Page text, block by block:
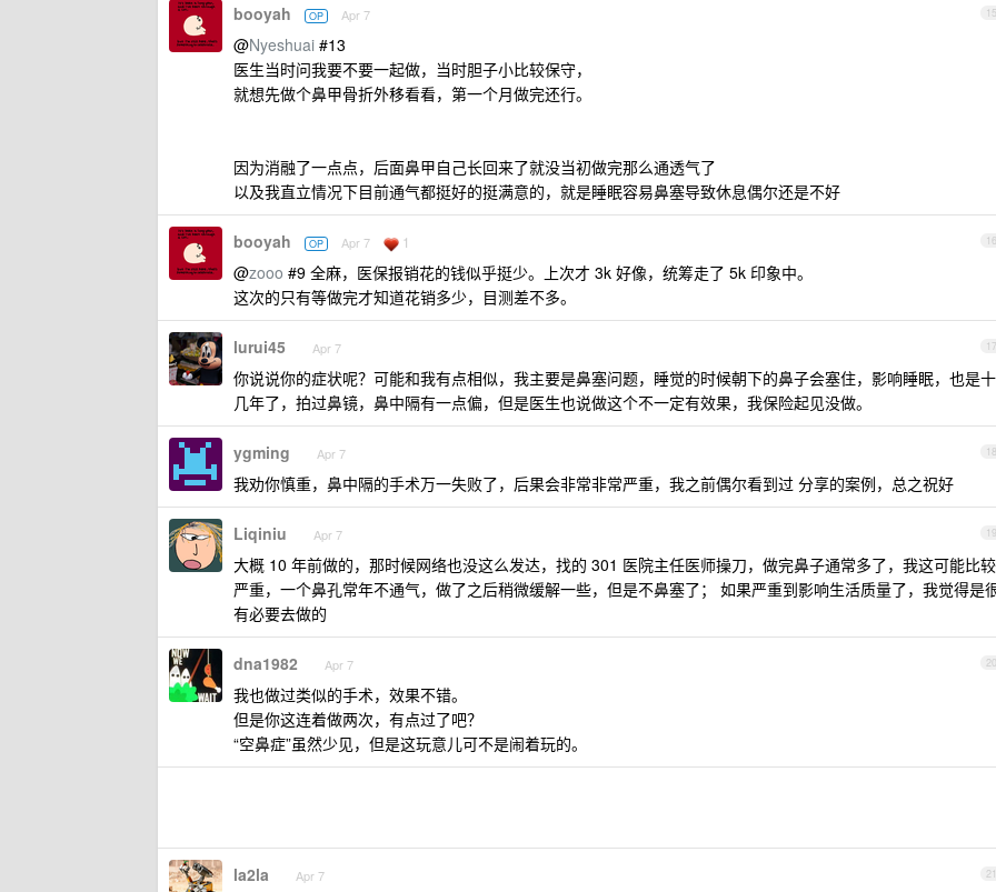
15
booyah OP Apr 7
@Nyeshuai #13
医生当时问我要不要一起做，当时胆子小比较保守，
就想先做个鼻甲骨折外移看看，第一个月做完还行。
因为消融了一点点，后面鼻甲自己长回来了就没当初做完那么通透气了
以及我直立情况下目前通气都挺好的挺满意的，就是睡眠容易鼻塞导致休息偶尔还是不好
16
booyah OP Apr 7 1
@zooo #9 全麻，医保报销花的钱似乎挺少。上次才 3k 好像，统筹走了 5k 印象中。
这次的只有等做完才知道花销多少，目测差不多。
17
lurui45 Apr 7
你说说你的症状呢？可能和我有点相似，我主要是鼻塞问题，睡觉的时候朝下的鼻子会塞住，影响睡眠，也是十
几年了，拍过鼻镜，鼻中隔有一点偏，但是医生也说做这个不一定有效果，我保险起见没做。
18
ygming Apr 7
我劝你慎重，鼻中隔的手术万一失败了，后果会非常非常严重，我之前偶尔看到过 分享的案例，总之祝好
19
Liqiniu Apr 7
大概 10 年前做的，那时候网络也没这么发达，找的 301 医院主任医师操刀，做完鼻子通常多了，我这可能比较
严重，一个鼻孔常年不通气，做了之后稍微缓解一些，但是不鼻塞了； 如果严重到影响生活质量了，我觉得是
有必要去做的
20
dna1982 Apr 7
我也做过类似的手术，效果不错。
但是你这连着做两次，有点过了吧？
“空鼻症”虽然少见，但是这玩意儿可不是闹着玩的。
21
la2la Apr 7